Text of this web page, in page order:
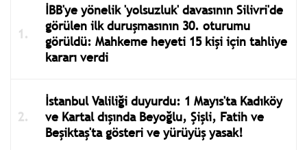
İBB'ye yönelik 'yolsuzluk' davasının Silivri'de
görülen ilk duruşmasının 30. oturumu
görüldü: Mahkeme heyeti 15 kişi için tahliye
kararı verdi
İstanbul Valiliği duyurdu: 1 Mayıs'ta Kadıköy
ve Kartal dışında Beyoğlu, Şişli, Fatih ve
Beşiktaş'ta gösteri ve yürüyüş yasak!